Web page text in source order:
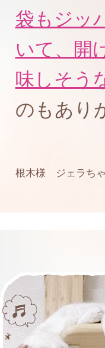
袋もジッ
いて、開
味しそう
のもあり
根木様 ジェラちゃ